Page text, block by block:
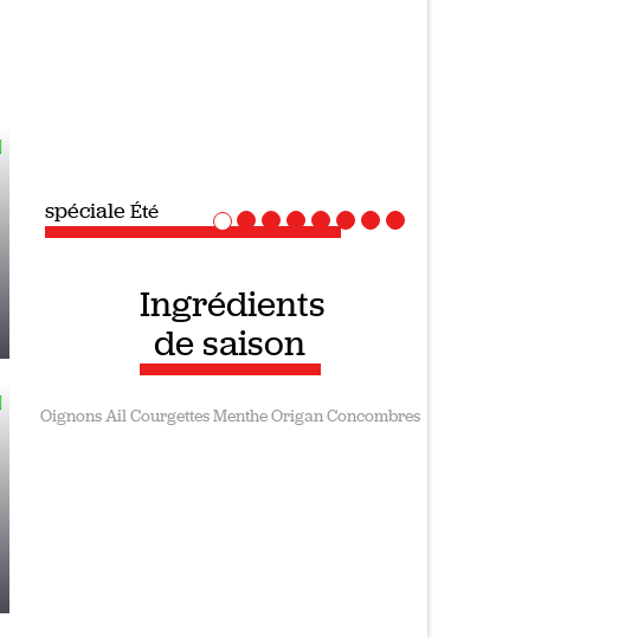
spéciale Recettes vegan
Ingrédients
de saison
OignonsAilCourgettesMentheOriganConcombres